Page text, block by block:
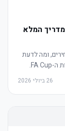
פאלאס 2026/27 — המדריך המלא
ומה לדעת
26 ביולי 2026